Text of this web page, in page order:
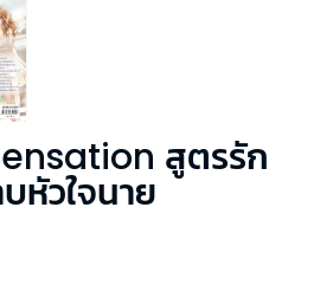
สูตรรัก
หัวใจนาย